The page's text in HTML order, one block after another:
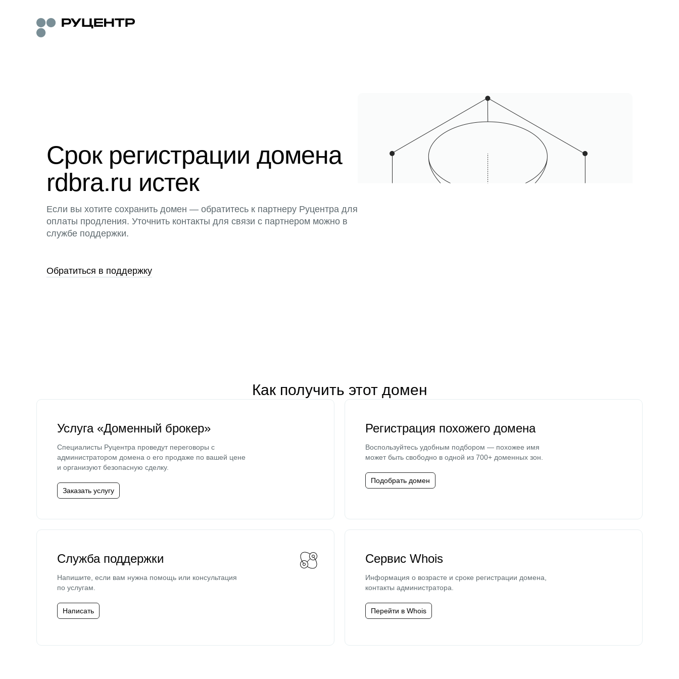
Срок регистрации домена
rdbra.ru истек
Если вы хотите сохранить домен — обратитесь к партнеру Руцентра для
оплаты продления. Уточнить контакты для связи с партнером можно в
службе поддержки.
Обратиться в поддержку
Как получить этот домен
Услуга «Доменный брокер»
Специалисты Руцентра проведут переговоры с
администратором домена о его продаже по вашей цене
и организуют безопасную сделку.
Заказать услугу
Регистрация похожего домена
Воспользуйтесь удобным подбором — похожее имя
может быть свободно в одной из 700+ доменных зон.
Подобрать домен
Служба поддержки
Напишите, если вам нужна помощь или консультация
по услугам.
Написать
Сервис Whois
Информация о возрасте и сроке регистрации домена,
контакты администратора.
Перейти в Whois